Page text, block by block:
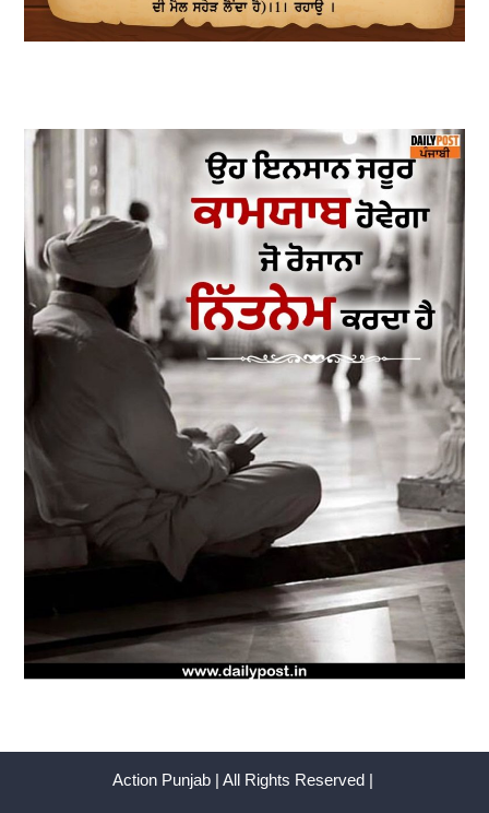
Action Punjab | All Rights Reserved |